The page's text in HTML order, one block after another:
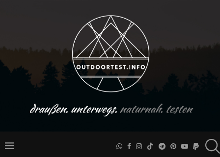
draußen. unterwegs.naturnah. testen